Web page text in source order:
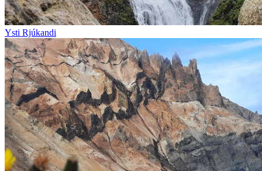
Ysti Rjúkandi